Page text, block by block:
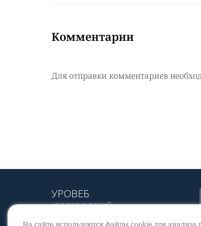
Комментарии
Для отправки комментариев
УРОВЕБ
УРОЛОГИЧЕСКИЙ